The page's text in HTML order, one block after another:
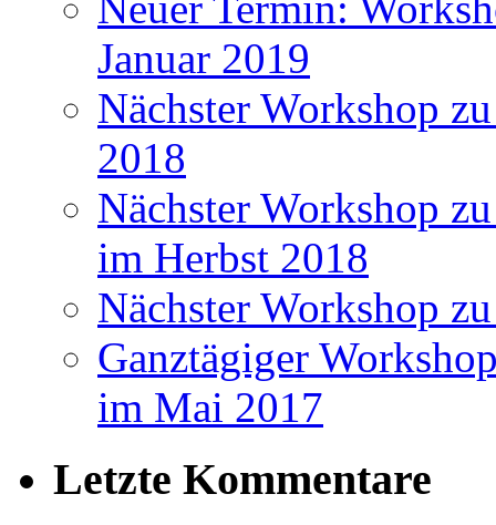
Januar 2019
Nächster Workshop
2018
Nächster Workshop
im Herbst 2018
Nächster Workshop
Ganztägiger
im Mai 2017
Letzte Kommentare